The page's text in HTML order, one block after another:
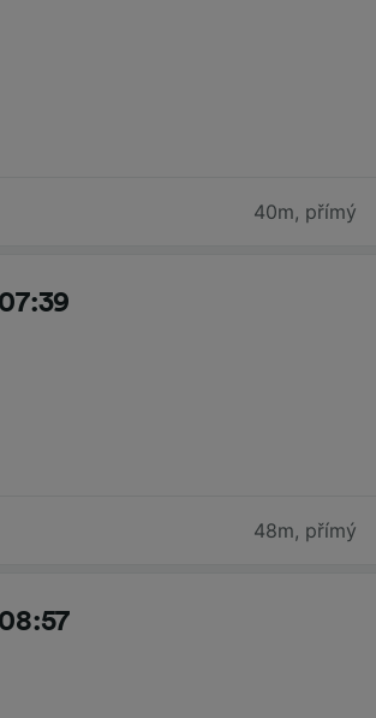
40m, přímý
07:39
48m, přímý
08:57